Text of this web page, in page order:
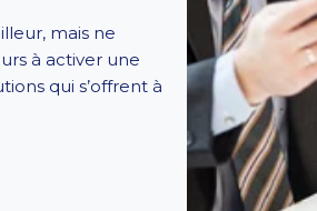
mais ne
à activer une
qui s’offrent à